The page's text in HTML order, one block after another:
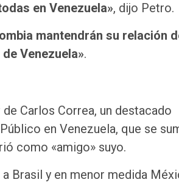
en Venezuela», dijo Petro.
mantendrán su relación
Venezuela».
Carlos Correa, un destacado
en Venezuela, que se
como «amigo» suyo.
Brasil y en menor medida